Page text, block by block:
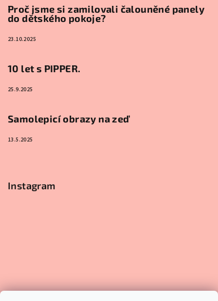
Proč jsme si zamilovali čalouněné panely
do dětského pokoje?
23.10.2025
10 let s PIPPER.
25.9.2025
Samolepicí obrazy na zeď
13.5.2025
Instagram